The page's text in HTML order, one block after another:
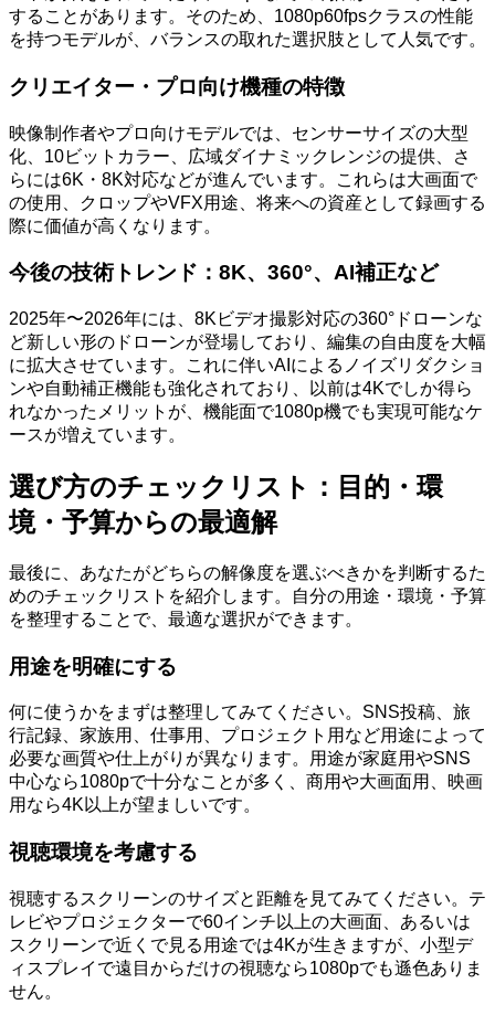
することがあります。そのため、1080p60fpsクラスの性能
を持つモデルが、バランスの取れた選択肢として人気です。
クリエイター・プロ向け機種の特徴
映像制作者やプロ向けモデルでは、センサーサイズの大型
化、10ビットカラー、広域ダイナミックレンジの提供、さ
らには6K・8K対応などが進んでいます。これらは大画面で
の使用、クロップやVFX用途、将来への資産として録画する
際に価値が高くなります。
今後の技術トレンド：8K、360°、AI補正など
2025年〜2026年には、8Kビデオ撮影対応の360°ドローンな
ど新しい形のドローンが登場しており、編集の自由度を大幅
に拡大させています。これに伴いAIによるノイズリダクショ
ンや自動補正機能も強化されており、以前は4Kでしか得ら
れなかったメリットが、機能面で1080p機でも実現可能なケ
ースが増えています。
選び方のチェックリスト：目的・環
境・予算からの最適解
最後に、あなたがどちらの解像度を選ぶべきかを判断するた
めのチェックリストを紹介します。自分の用途・環境・予算
を整理することで、最適な選択ができます。
用途を明確にする
何に使うかをまずは整理してみてください。SNS投稿、旅
行記録、家族用、仕事用、プロジェクト用など用途によって
必要な画質や仕上がりが異なります。用途が家庭用やSNS
中心なら1080pで十分なことが多く、商用や大画面用、映画
用なら4K以上が望ましいです。
視聴環境を考慮する
視聴するスクリーンのサイズと距離を見てみてください。テ
レビやプロジェクターで60インチ以上の大画面、あるいは
スクリーンで近くで見る用途では4Kが生きますが、小型デ
ィスプレイで遠目からだけの視聴なら1080pでも遜色ありま
せん。